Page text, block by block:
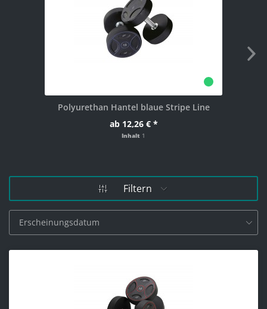
Polyurethan Hantel blaue Stripe Line
ab 12,26 € *
Inhalt 1
Filtern